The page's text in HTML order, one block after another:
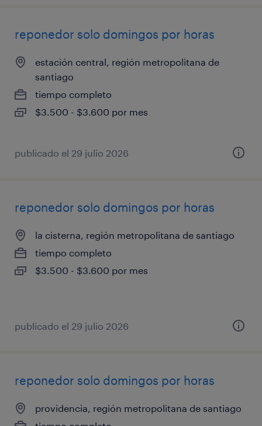
reponedor solo domingos por horas
estación central, región metropolitana de
santiago
tiempo completo
$3.500 - $3.600 por mes
publicado el 29 julio 2026
reponedor solo domingos por horas
la cisterna, región metropolitana de santiago
tiempo completo
$3.500 - $3.600 por mes
publicado el 29 julio 2026
reponedor solo domingos por horas
providencia, región metropolitana de santiago